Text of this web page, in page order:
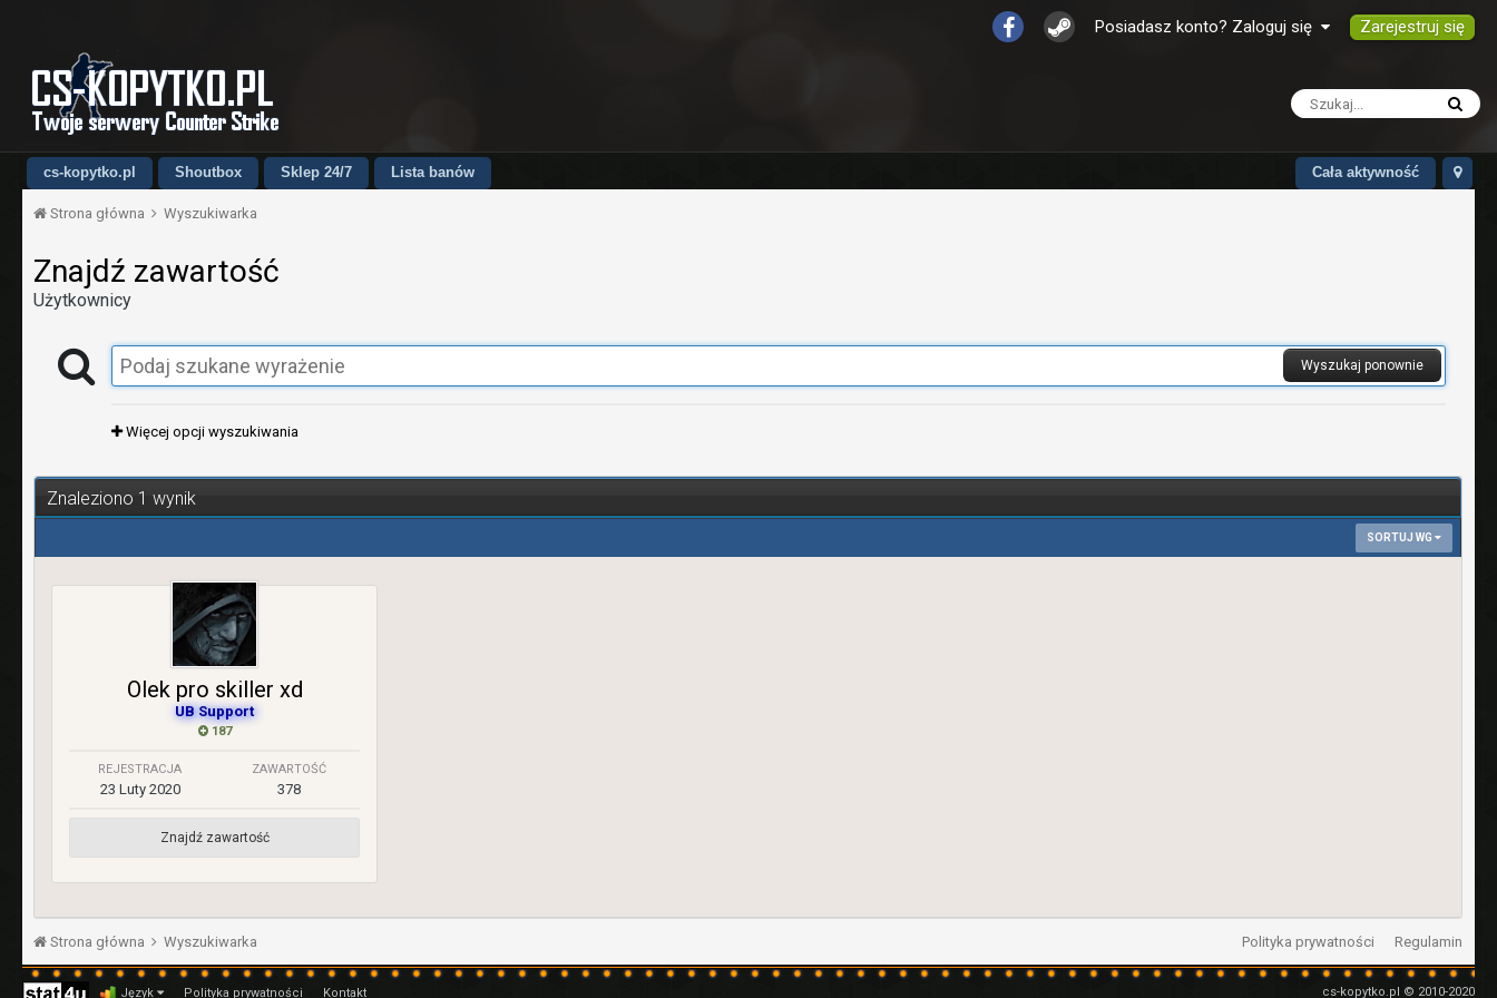
Posiadasz konto? Zaloguj się Zarejestruj się
cs-kopytko.pl Shoutbox Sklep 24/7 Lista banów Cała aktywność
Strona główna Wyszukiwarka
Znajdź zawartość
Użytkownicy
Wyszukaj ponownie
Więcej opcji wyszukiwania
Znaleziono 1 wynik
SORTUJ WG
Olek pro skiller xd
UB Support
187
REJESTRACJA
23 Luty 2020
ZAWARTOŚĆ
378
Znajdź zawartość
Polityka prywatności Regulamin
Strona główna Wyszukiwarka
Język Polityka prywatności Kontakt cs-kopytko.pl © 2010-2020